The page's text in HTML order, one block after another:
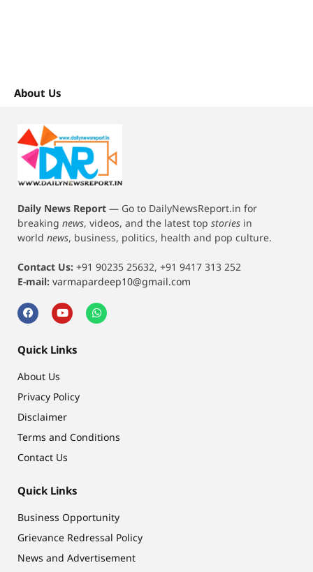
About Us
Daily News Report — Go to DailyNewsReport.in for
breaking news, videos, and the latest top stories in
world news, business, politics, health and pop culture.
Contact Us: +91 90235 25632, +91 9417 313 252
E-mail: varmapardeep10@gmail.com
Quick Links
About Us
Privacy Policy
Disclaimer
Terms and Conditions
Contact Us
Quick Links
Business Opportunity
Grievance Redressal Policy
News and Advertisement